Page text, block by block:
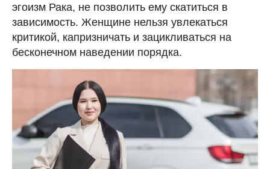
эгоизм Рака, не позволить ему скатиться в
зависимость. Женщине нельзя увлекаться
критикой, капризничать и зацикливаться на
бесконечном наведении порядка.